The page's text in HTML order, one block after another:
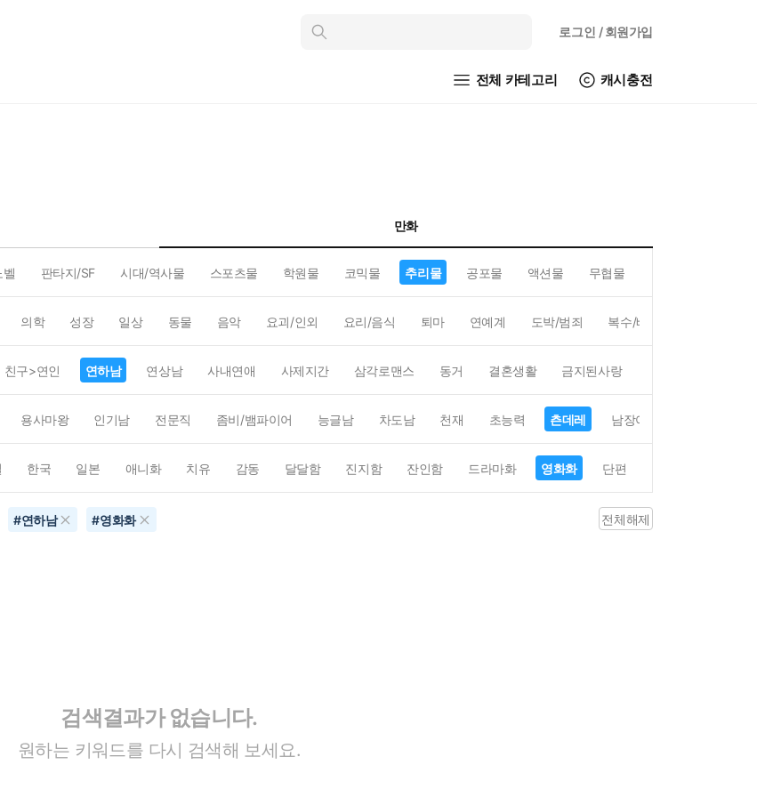
인
로그인 / 회원가입
전체 카테고리 캐시충전
만화
벨 판타지/SF 시대/역사물 스포츠물 학원물 코믹물 추리물 공포물 액션물 무협물
의학 성장 일상 동물 음악 요괴/인외 요리/음식 퇴마 연예계 도박/범죄 복수/배신
친구>연인 연하남 연상남 사내연애 사제지간 삼각로맨스 동거 결혼생활 금지된사랑
용사마왕 인기남 전문직 좀비/뱀파이어 능글남 차도남 천재 초능력 츤데레 남장여자
한국 일본 애니화 치유 감동 달달함 진지함 잔인함 드라마화 영화화 단편
#연하남 #영화화 전체해제
검색결과가 없습니다.
원하는 키워드를 다시 검색해 보세요.